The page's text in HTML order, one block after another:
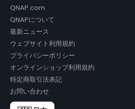
QNAP.com
QNAPについて
最新ニュース
ウェブサイト利用規約
プライバシーポリシー
オンラインショップ利用規約
特定商取引法表記
お問い合わせ